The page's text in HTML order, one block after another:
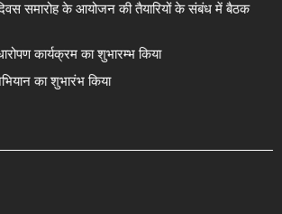
समारोह के आयोजन की तैयारियों के संबंध में बैठक
कार्यक्रम का शुभारम्भ किया
का शुभारंभ किया